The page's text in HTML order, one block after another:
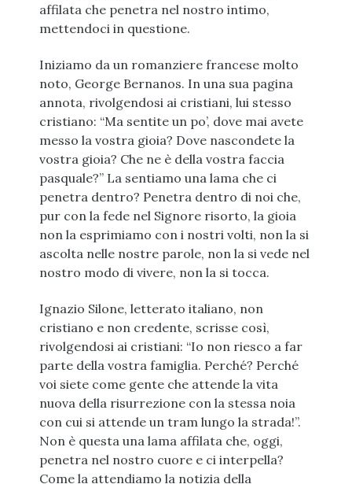
affilata che penetra nel nostro intimo,
mettendoci in questione.
Iniziamo da un romanziere francese molto
noto, George Bernanos. In una sua pagina
annota, rivolgendosi ai cristiani, lui stesso
cristiano: “Ma sentite un po’, dove mai avete
messo la vostra gioia? Dove nascondete la
vostra gioia? Che ne è della vostra faccia
pasquale?” La sentiamo una lama che ci
penetra dentro? Penetra dentro di noi che,
pur con la fede nel Signore risorto, la gioia
non la esprimiamo con i nostri volti, non la si
ascolta nelle nostre parole, non la si vede nel
nostro modo di vivere, non la si tocca.
Ignazio Silone, letterato italiano, non
cristiano e non credente, scrisse così,
rivolgendosi ai cristiani: “Io non riesco a far
parte della vostra famiglia. Perché? Perché
voi siete come gente che attende la vita
nuova della risurrezione con la stessa noia
con cui si attende un tram lungo la strada!”.
Non è questa una lama affilata che, oggi,
penetra nel nostro cuore e ci interpella?
Come la attendiamo la notizia della